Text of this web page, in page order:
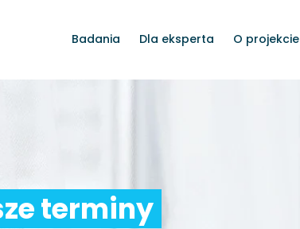
Badania Dla eksperta O projekcie
terminy